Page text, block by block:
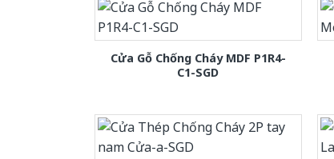
Cửa Gỗ Chống Cháy MDF P1R4-
C1-SGD